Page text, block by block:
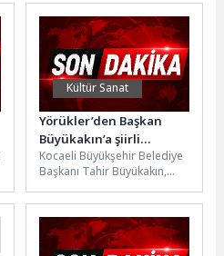
çok...
Kültür Sanat
Yörükler’den Başkan
Büyükakın’a şiirli
karşılama
Kocaeli Büyükşehir Belediye
Başkanı Tahir Büyükakın,
Doğayı Koruma Kültür
Yardımlaşma ve
Dayanışma...